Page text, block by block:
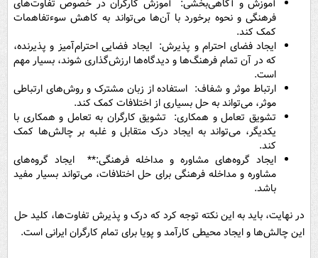
آموزش و آگاهی‌بخشی: آموزش کارگران در خصوص تفاوت‌های
فرهنگی و نحوه برخورد با آن‌ها می‌تواند به کاهش سوءتفاهمات
کمک کند.
ایجاد فضای احترام و پذیرش: ایجاد فضایی احترام‌آمیز و پذیرنده،
که در آن تمام فرهنگ‌ها و دیدگاه‌ها ارزش‌گذاری شوند، بسیار مهم
است.
ارتباط موثر و شفاف: استفاده از زبان مشترک و روش‌های ارتباطی
موثر، می‌تواند به حل بسیاری از اختلافات کمک کند.
تشویق تعامل و همکاری: تشویق کارگران به تعامل و همکاری با
یکدیگر، می‌تواند به ایجاد درک متقابل و غلبه بر چالش‌ها کمک
کند.
ایجاد گروه‌های مشاوره و مداخله فرهنگی:** ایجاد گروه‌های
مشاوره و مداخله فرهنگی برای حل اختلافات، می‌تواند بسیار مفید
باشد.
در نهایت، باید به این نکته توجه کرد که درک و پذیرش تفاوت‌ها، کلید حل
این چالش‌ها و ایجاد محیطی کارآمد و پویا برای تمام کارگران ایرانی است.